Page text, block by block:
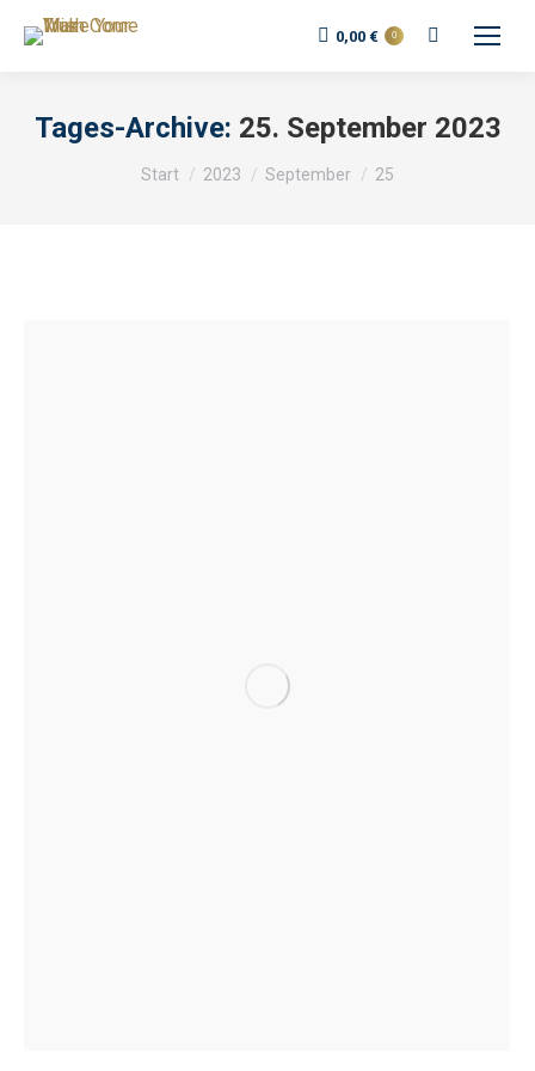
0,00 € 0 Search:
Tages-Archive: 25. September 2023
Start 2023 September 25